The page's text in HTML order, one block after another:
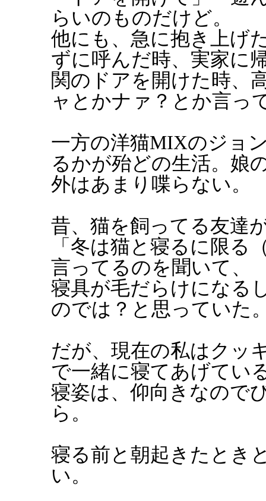
らいのものだけど。
他にも、急に抱き上げ
ずに呼んだ時、実家に
関のドアを開けた時、
ャとかナァ？とか言っ
一方の洋猫MIXのジョ
るかが殆どの生活。娘
外はあまり喋らない。
昔、猫を飼ってる友達
「冬は猫と寝るに限る
言ってるのを聞いて、
寝具が毛だらけになる
のでは？と思っていた
だが、現在の私はクッ
で一緒に寝てあげてい
寝姿は、仰向きなので
ら。
寝る前と朝起きたとき
い。